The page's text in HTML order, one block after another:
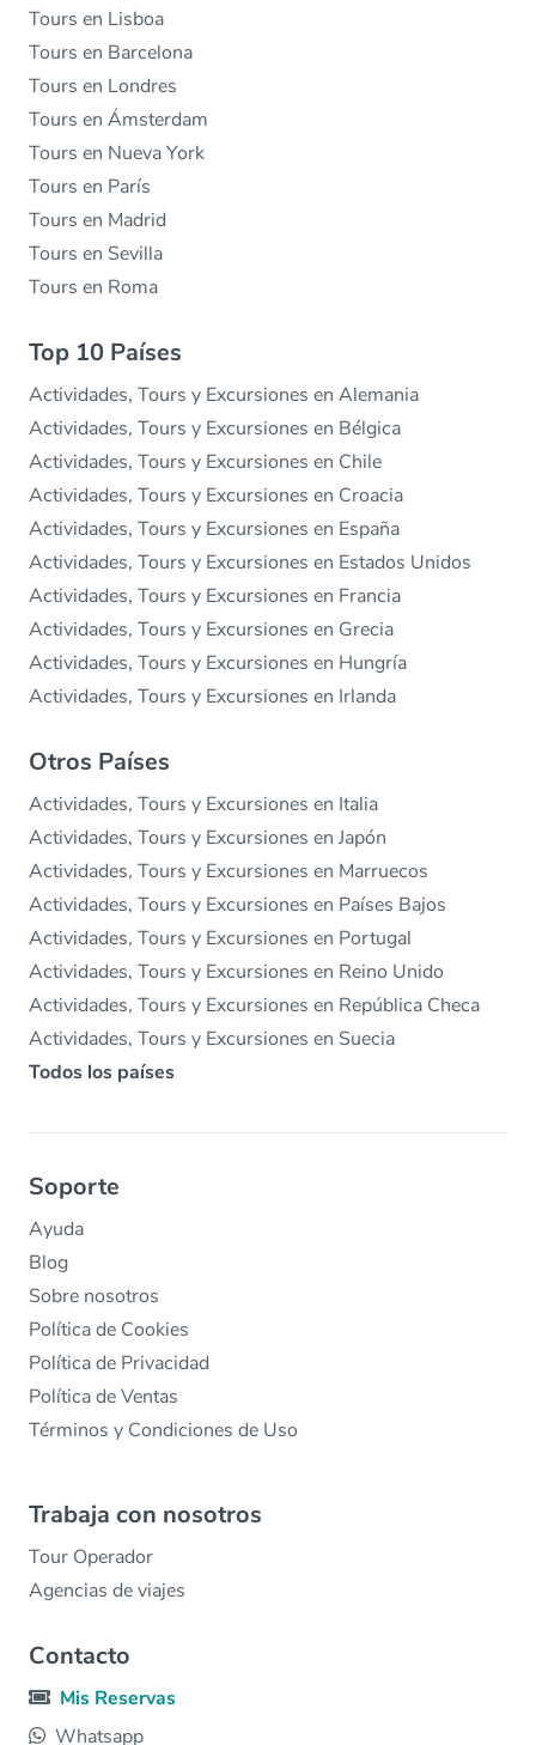
Tours en Lisboa
Tours en Barcelona
Tours en Londres
Tours en Ámsterdam
Tours en Nueva York
Tours en París
Tours en Madrid
Tours en Sevilla
Tours en Roma
Top 10 Países
Actividades, Tours y Excursiones en Alemania
Actividades, Tours y Excursiones en Bélgica
Actividades, Tours y Excursiones en Chile
Actividades, Tours y Excursiones en Croacia
Actividades, Tours y Excursiones en España
Actividades, Tours y Excursiones en Estados Unidos
Actividades, Tours y Excursiones en Francia
Actividades, Tours y Excursiones en Grecia
Actividades, Tours y Excursiones en Hungría
Actividades, Tours y Excursiones en Irlanda
Otros Países
Actividades, Tours y Excursiones en Italia
Actividades, Tours y Excursiones en Japón
Actividades, Tours y Excursiones en Marruecos
Actividades, Tours y Excursiones en Países Bajos
Actividades, Tours y Excursiones en Portugal
Actividades, Tours y Excursiones en Reino Unido
Actividades, Tours y Excursiones en República Checa
Actividades, Tours y Excursiones en Suecia
Todos los países
Soporte
Ayuda
Blog
Sobre nosotros
Política de Cookies
Política de Privacidad
Política de Ventas
Términos y Condiciones de Uso
Trabaja con nosotros
Tour Operador
Agencias de viajes
Contacto
Mis Reservas
Whatsapp